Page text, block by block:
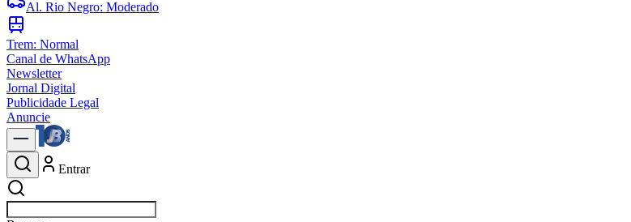
Al. Rio Negro: Moderado
Trem: Normal
Canal de WhatsApp
Newsletter
Jornal Digital
Publicidade Legal
Anuncie
Entrar